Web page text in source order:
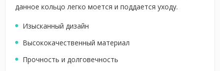
данное кольцо легко моется и поддается уходу.
Изысканный дизайн
Высококачественный материал
Прочность и долговечность